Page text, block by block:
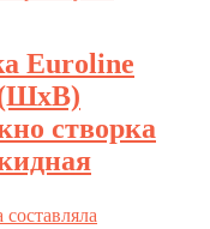
Euroline
(ШxВ)
створка